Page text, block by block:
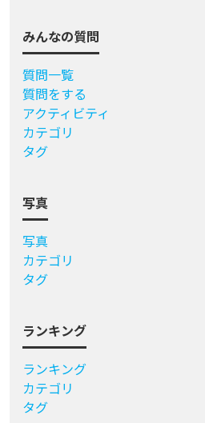
みんなの質問
質問一覧
質問をする
アクティビティ
カテゴリ
タグ
写真
写真
カテゴリ
タグ
ランキング
ランキング
カテゴリ
タグ